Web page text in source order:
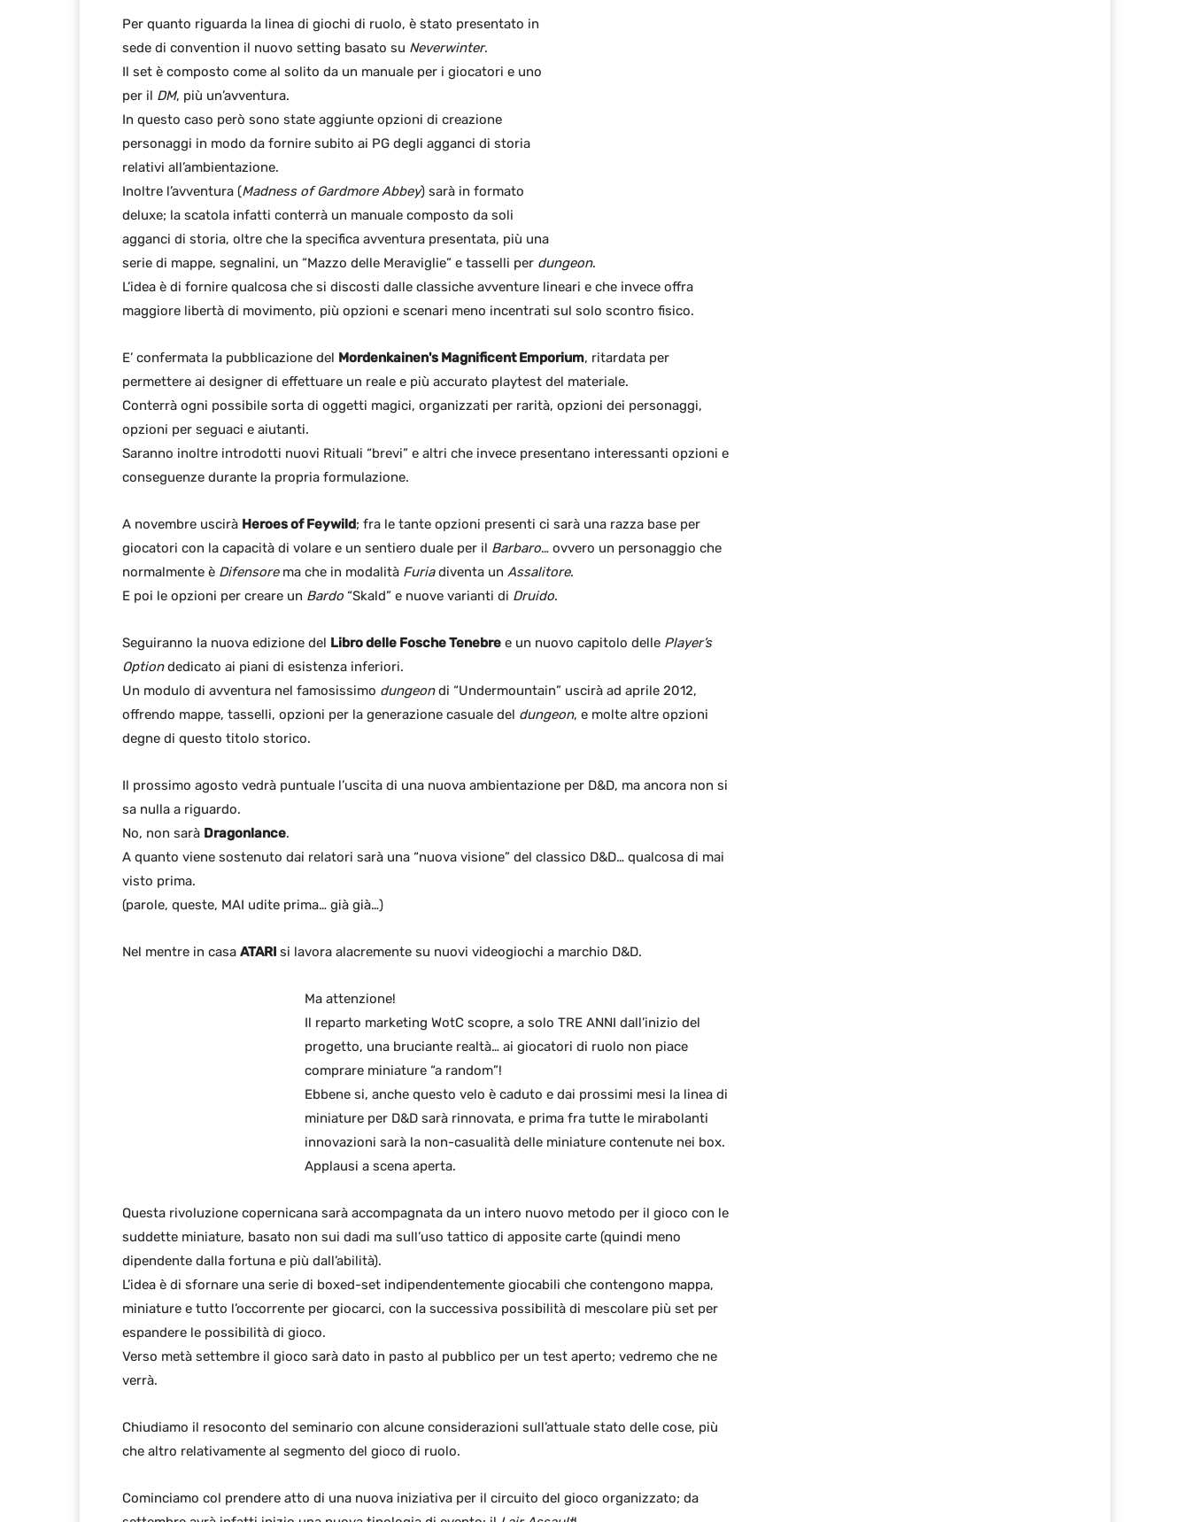
Per quanto riguarda la linea di giochi di ruolo, è stato presentato in
sede di convention il nuovo setting basato su Neverwinter.
Il set è composto come al solito da un manuale per i giocatori e uno
per il DM, più un’avventura.
In questo caso però sono state aggiunte opzioni di creazione
personaggi in modo da fornire subito ai PG degli agganci di storia
relativi all’ambientazione.
Inoltre l’avventura (Madness of Gardmore Abbey) sarà in formato
deluxe; la scatola infatti conterrà un manuale composto da soli
agganci di storia, oltre che la specifica avventura presentata, più una
serie di mappe, segnalini, un “Mazzo delle Meraviglie” e tasselli per dungeon.
L’idea è di fornire qualcosa che si discosti dalle classiche avventure lineari e che invece offra
maggiore libertà di movimento, più opzioni e scenari meno incentrati sul solo scontro fisico.
E’ confermata la pubblicazione del Mordenkainen's Magnificent Emporium, ritardata per
permettere ai designer di effettuare un reale e più accurato playtest del materiale.
Conterrà ogni possibile sorta di oggetti magici, organizzati per rarità, opzioni dei personaggi,
opzioni per seguaci e aiutanti.
Saranno inoltre introdotti nuovi Rituali “brevi” e altri che invece presentano interessanti opzioni e
conseguenze durante la propria formulazione.
A novembre uscirà Heroes of Feywild; fra le tante opzioni presenti ci sarà una razza base per
giocatori con la capacità di volare e un sentiero duale per il Barbaro… ovvero un personaggio che
normalmente è Difensorema che in modalità Furiadiventa un Assalitore.
E poi le opzioni per creare un Bardo “Skald” e nuove varianti di Druido.
Seguiranno la nuova edizione del Libro delle Fosche Tenebre e un nuovo capitolo delle Player’s
Optiondedicato ai piani di esistenza inferiori.
Un modulo di avventura nel famosissimo dungeondi “Undermountain” uscirà ad aprile 2012,
offrendo mappe, tasselli, opzioni per la generazione casuale del dungeon, e molte altre opzioni
degne di questo titolo storico.
Il prossimo agosto vedrà puntuale l’uscita di una nuova ambientazione per D&D, ma ancora non si
sa nulla a riguardo.
No, non sarà Dragonlance.
A quanto viene sostenuto dai relatori sarà una “nuova visione” del classico D&D… qualcosa di mai
visto prima.
(parole, queste, MAI udite prima… già già…)
Nel mentre in casa ATARI si lavora alacremente su nuovi videogiochi a marchio D&D.
Ma attenzione!
Il reparto marketing WotC scopre, a solo TRE ANNI dall’inizio del
progetto, una bruciante realtà… ai giocatori di ruolo non piace
comprare miniature “a random”!
Ebbene si, anche questo velo è caduto e dai prossimi mesi la linea di
miniature per D&D sarà rinnovata, e prima fra tutte le mirabolanti
innovazioni sarà la non-casualità delle miniature contenute nei box.
Applausi a scena aperta.
Questa rivoluzione copernicana sarà accompagnata da un intero nuovo metodo per il gioco con le
suddette miniature, basato non sui dadi ma sull’uso tattico di apposite carte (quindi meno
dipendente dalla fortuna e più dall’abilità).
L’idea è di sfornare una serie di boxed-set indipendentemente giocabili che contengono mappa,
miniature e tutto l’occorrente per giocarci, con la successiva possibilità di mescolare più set per
espandere le possibilità di gioco.
Verso metà settembre il gioco sarà dato in pasto al pubblico per un test aperto; vedremo che ne
verrà.
Chiudiamo il resoconto del seminario con alcune considerazioni sull’attuale stato delle cose, più
che altro relativamente al segmento del gioco di ruolo.
Cominciamo col prendere atto di una nuova iniziativa per il circuito del gioco organizzato; da